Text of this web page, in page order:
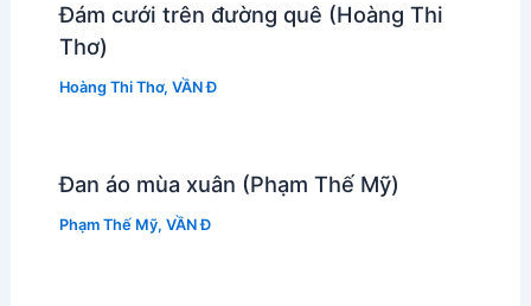
Đám cưới trên đường quê (Hoàng Thi
Thơ)
Hoàng Thi Thơ, VẦN Đ
Đan áo mùa xuân (Phạm Thế Mỹ)
Phạm Thế Mỹ, VẦN Đ